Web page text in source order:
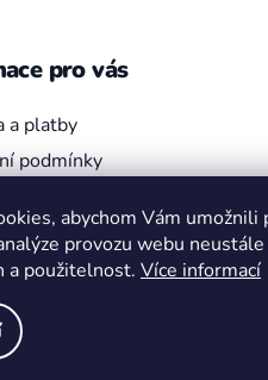
abychom Vám
provozu webu
a použitelnost. Více informací
pro vás
a platby
podmínky
ochrany osobních údajů